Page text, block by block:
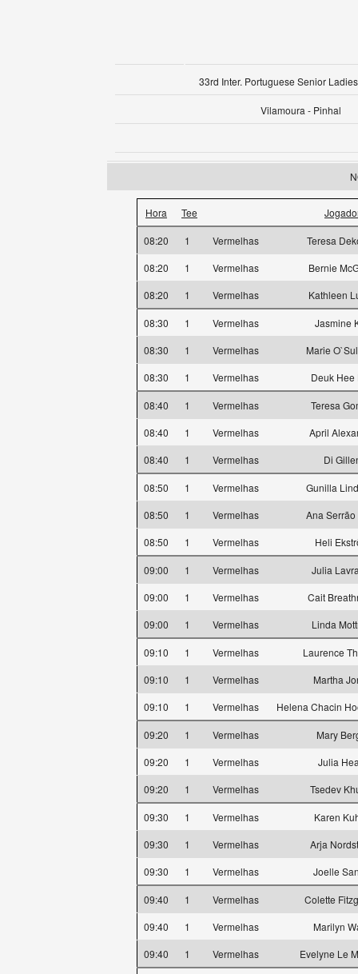
33rd Inter. Portuguese Senior
Vilamoura - Pinhal
Hora Tee
08:20 1 Vermelhas
Teresa
08:20
1 Vermelhas
Bernie
08:20
1 Vermelhas Kathleen
08:30 1 Vermelhas
Jasmine
08:30
1 Vermelhas
Marie
08:30
1 Vermelhas Deuk Hee
08:40 1 Vermelhas
Teresa
08:40
1 Vermelhas
April
08:40
1 Vermelhas Di
08:50 1 Vermelhas
Gunilla
08:50
1 Vermelhas
Ana Serrão
08:50
1 Vermelhas Heli
09:00 1 Vermelhas
Julia
09:00
1 Vermelhas
Cait
09:00
1 Vermelhas Linda
09:10 1 Vermelhas
Laurence
09:10
1 Vermelhas
Martha
09:10
1 Vermelhas Helena Chacin
09:20 1 Vermelhas
Mary
09:20
1 Vermelhas
Julia
09:20
1 Vermelhas Tsedev
09:30 1 Vermelhas
Karen
09:30
1 Vermelhas
Arja
09:30
1 Vermelhas Joelle
09:40 1 Vermelhas
Colette
09:40
1 Vermelhas
Marilyn
09:40
1 Vermelhas Evelyne Le